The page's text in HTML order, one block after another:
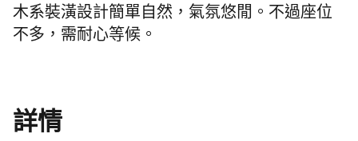
木系裝潢設計簡單自然，氣氛悠閒。不過座位
不多，需耐心等候。
詳情